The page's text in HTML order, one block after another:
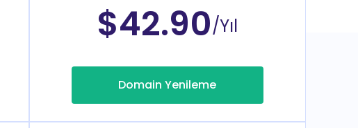
$42.90/Yıl
Domain Yenileme